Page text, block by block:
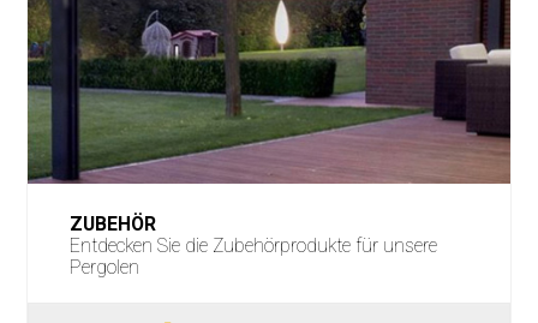
ZUBEHÖR
Entdecken Sie die Zubehörprodukte für unsere
Pergolen